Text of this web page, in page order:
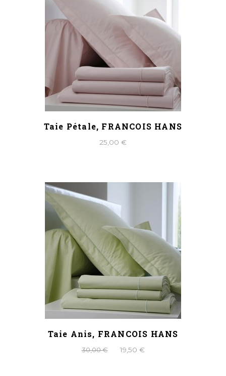
Taie Pétale, FRANCOIS HANS
25,00 €
Taie Anis, FRANCOIS HANS
30,00 € 19,50 €